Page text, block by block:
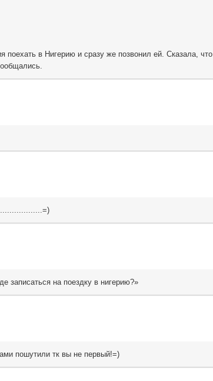
в Нигерию и сразу же позвонил ей. Сказала, что
записаться на поездку в нигерию?»
пошутили тк вы не первый!=)